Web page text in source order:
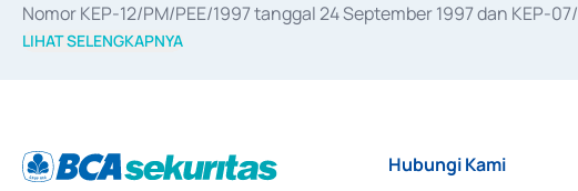
Nomor KEP-12/PM/PEE/1997 tanggal 24 September 1997 dan KEP-
merger, akuisisi, divestasi, dan
LIHAT SELENGKAPNYA
Hubungi Kami